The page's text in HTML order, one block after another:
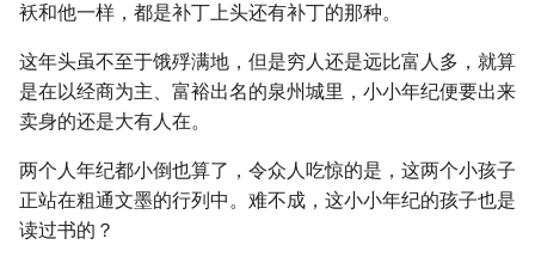
袄和他一样，都是补丁上头还有补丁的那种。
这年头虽不至于饿殍满地，但是穷人还是远比富人多，就算
是在以经商为主、富裕出名的泉州城里，小小年纪便要出来
卖身的还是大有人在。
两个人年纪都小倒也算了，令众人吃惊的是，这两个小孩子
正站在粗通文墨的行列中。难不成，这小小年纪的孩子也是
读过书的？